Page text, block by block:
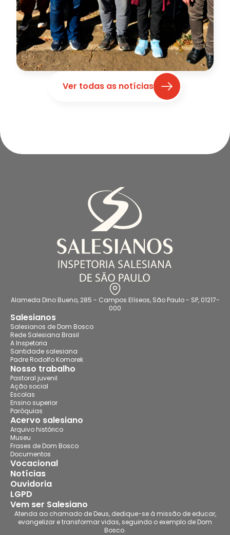
Ver todas as notícias
Alameda Dino Bueno, 285 - Campos Elíseos, São Paulo - SP, 01217-
000
Salesianos
Salesianos de Dom Bosco
Rede Salesiana Brasil
A Inspetoria
Santidade salesiana
Padre Rodolfo Komorek
Nosso trabalho
Pastoral juvenil
Ação social
Escolas
Ensino superior
Paróquias
Acervo salesiano
Arquivo histórico
Museu
Frases de Dom Bosco
Documentos
Vocacional
Notícias
Ouvidoria
LGPD
Vem ser Salesiano
Atenda ao chamado de Deus, dedique-se à missão de educar,
evangelizar e transformar vidas, seguindo o exemplo de Dom
Bosco.